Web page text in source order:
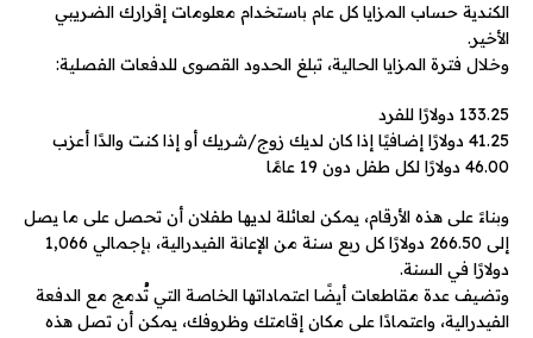
الكندية حساب المزايا كل عام باستخدام معلومات إقرارك الضريبي
الأخير.
وخلال فترة المزايا الحالية، تبلغ الحدود القصوى للدفعات الفصلية:
133.25 دولارًا للفرد
41.25 دولارًا إضافيًا إذا كان لديك زوج/شريك أو إذا كنت والدًا أعزب
46.00 دولارًا لكل طفل دون 19 عامًا
وبناءً على هذه الأرقام، يمكن لعائلة لديها طفلان أن تحصل على ما يصل
إلى 266.50 دولارًا كل ربع سنة من الإعانة الفيدرالية، بإجمالي 1,066
دولارًا في السنة.
وتضيف عدة مقاطعات أيضًا اعتماداتها الخاصة التي تُدمج مع الدفعة
الفيدرالية، واعتمادًا على مكان إقامتك وظروفك، يمكن أن تصل هذه